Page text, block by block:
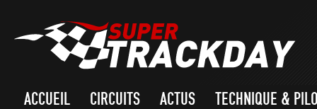
ACCUEIL CIRCUITS ACTUS TECHNIQUE &